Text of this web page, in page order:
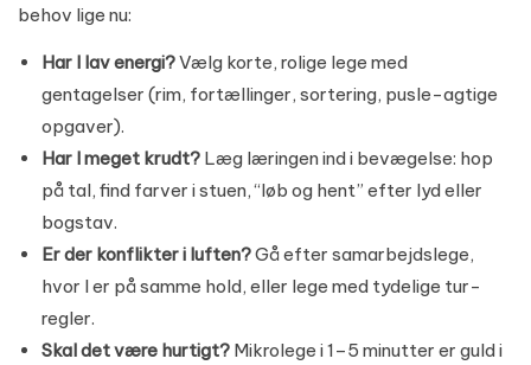
behov lige nu:
Har I lav energi?Vælg korte, rolige lege med
gentagelser (rim, fortællinger, sortering, pusle-agtige
opgaver).
Har I meget krudt? Læg læringen ind i bevægelse: hop
på tal, find farver i stuen, “løb og hent” efter lyd eller
bogstav.
Er der konflikter i luften?Gå efter samarbejdslege,
hvor I er på samme hold, eller lege med tydelige tur-
regler.
Skal det være hurtigt? Mikrolege i 1–5 minutter er guld i